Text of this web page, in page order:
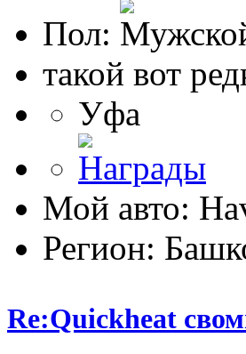
Пол:
такой вот
Уфа
Мой авто:
Регион:
Re:Quickheat